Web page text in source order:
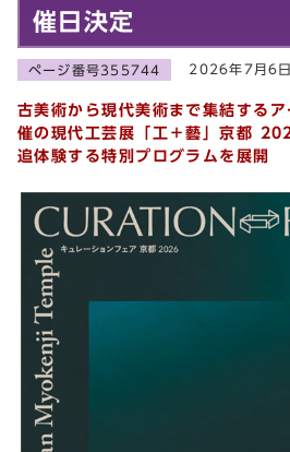
催日決定
ページ番号355744 2026年7月6日
古美術から現代美術まで集結する
催の現代工芸展「工＋藝」京都
追体験する特別プログラムを展開